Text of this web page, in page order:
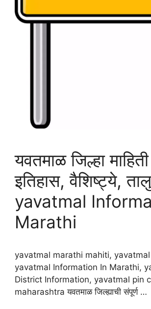
यवतमाळ जिल्हा
इतिहास, वैशिष्ट्ये,
yavatmal
Marathi
yavatmal marathi mahiti,
yavatmal Information In Marathi,
District Information, yavatmal pin
maharashtra यवतमाळ जिल्ह्याची संपूर्ण …